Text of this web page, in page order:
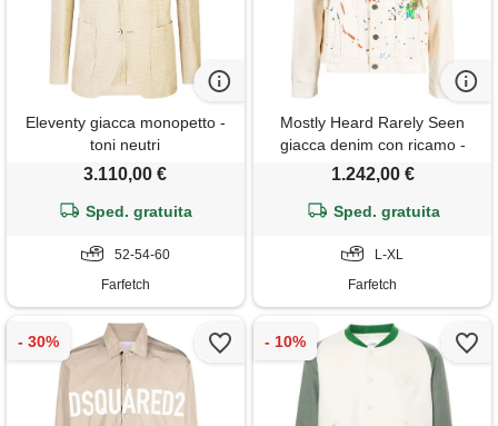
Eleventy giacca monopetto -
toni neutri
3.110,00 €
Sped. gratuita
52-54-60
Farfetch
Mostly Heard Rarely Seen
giacca denim con ricamo -
toni neutri
1.242,00 €
Sped. gratuita
L-XL
Farfetch